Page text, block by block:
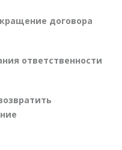
договора
ответственности